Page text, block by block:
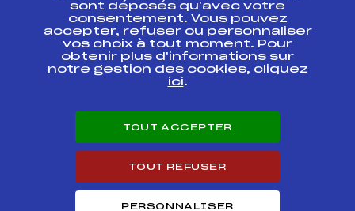
Antidopage
Pôle Développement, Formation, Suivi
Scientifique
Listes ministérielles
Pôle vie de l’athlète
Enseignement professionnel
Carrières
sont déposés qu’avec votre
consentement. Vous pouvez
accepter, refuser ou personnaliser
vos choix à tout moment. Pour
obtenir plus d'informations sur
notre gestion des cookies, cliquez
ici.
TOUT ACCEPTER
TOUT REFUSER
PERSONNALISER